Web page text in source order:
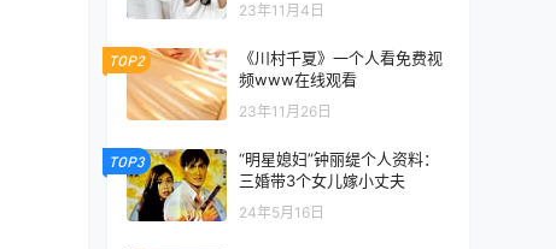
23年11月4日
TOP2
《川村千夏》一个人看免费视
频www在线观看
23年11月26日
TOP3
“明星媳妇”钟丽缇个人资料：
三婚带3个女儿嫁小丈夫
24年5月16日